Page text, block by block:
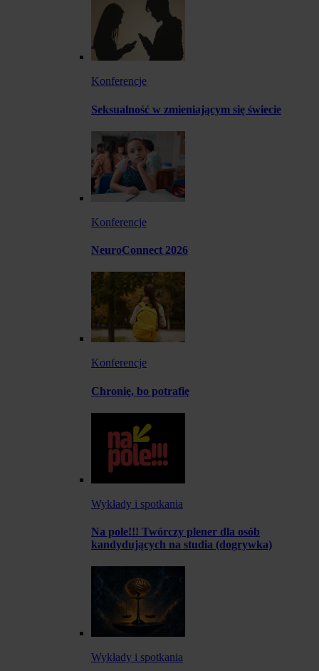
Konferencje
Seksualność w zmieniającym się świecie
Konferencje
NeuroConnect 2026
Konferencje
Chronię, bo potrafię
Wykłady i spotkania
Na pole!!! Twórczy plener dla osób
kandydujących na studia (dogrywka)
Wykłady i spotkania